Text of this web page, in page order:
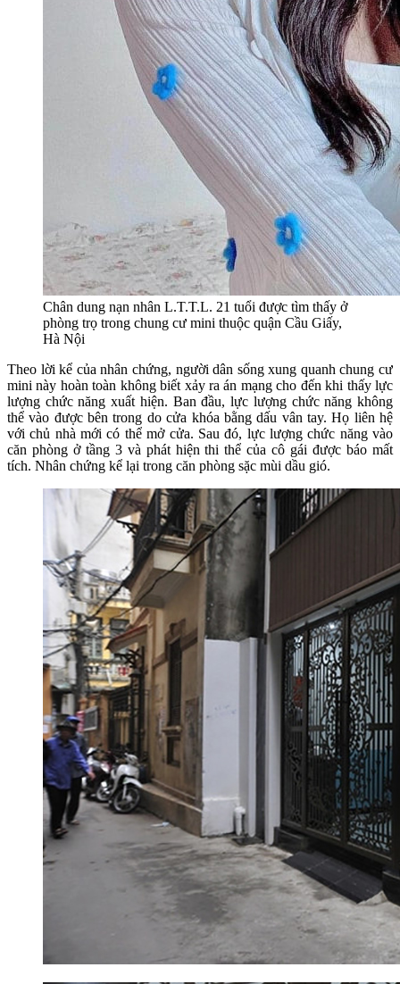
Chân dung nạn nhân L.T.T.L. 21 tuổi được tìm thấy ở
phòng trọ trong chung cư mini thuộc quận Cầu Giấy,
Hà Nội
Theo lời kể của nhân chứng, người dân sống xung quanh chung cư
mini này hoàn toàn không biết xảy ra án mạng cho đến khi thấy lực
lượng chức năng xuất hiện. Ban đầu, lực lượng chức năng không
thể vào được bên trong do cửa khóa bằng dấu vân tay. Họ liên hệ
với chủ nhà mới có thể mở cửa. Sau đó, lực lượng chức năng vào
căn phòng ở tầng 3 và phát hiện thi thể của cô gái được báo mất
tích. Nhân chứng kể lại trong căn phòng sặc mùi dầu gió.